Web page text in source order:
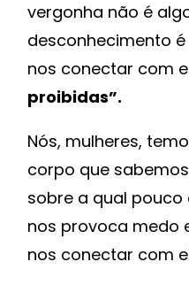
vergonha não é
desconhecimento
nos conectar com
proibidas”.
Nós, mulheres,
corpo que
sobre a qual
nos provoca medo
nos conectar com